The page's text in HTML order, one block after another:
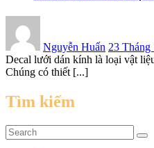
Nguyễn Huấn 23 Tháng
Decal lưới dán kính là loại vật
Chúng có thiết [...]
Tìm kiếm